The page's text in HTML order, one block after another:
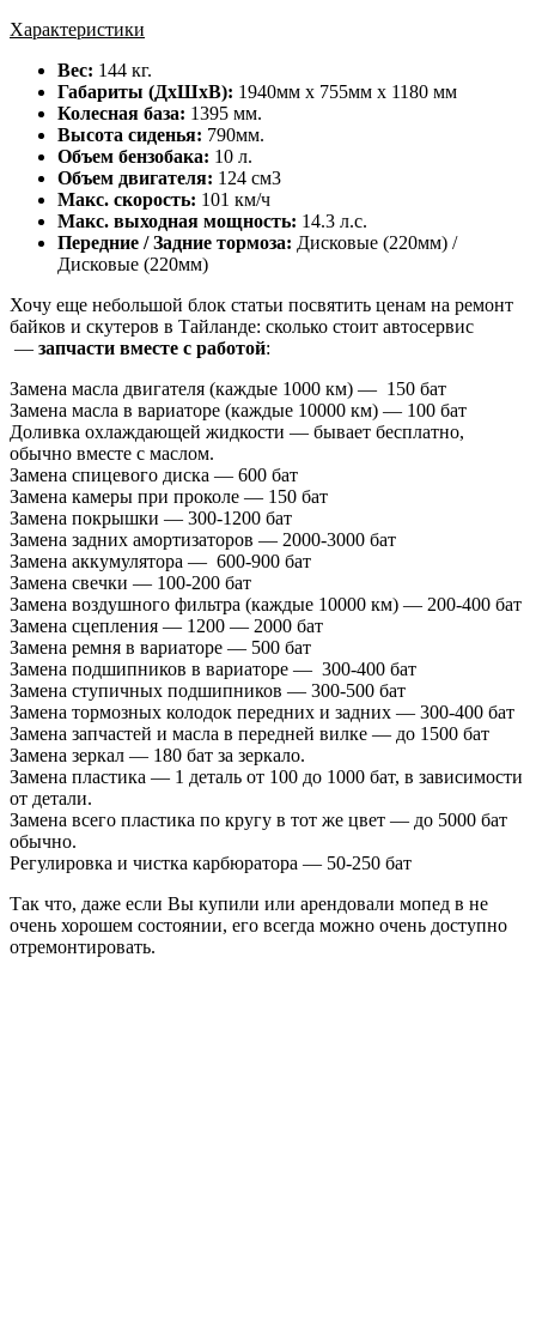
Характеристики
Вес: 144 кг.
Габариты (ДхШхВ): 1940мм х 755мм х 1180 мм
Колесная база: 1395 мм.
Высота сиденья: 790мм.
Объем бензобака: 10 л.
Объем двигателя: 124 см3
Макс. скорость: 101 км/ч
Макс. выходная мощность: 14.3 л.с.
Передние / Задние тормоза: Дисковые (220мм) /
Дисковые (220мм)
Хочу еще небольшой блок статьи посвятить ценам на ремонт
байков и скутеров в Тайланде: сколько стоит автосервис
— запчасти вместе с работой:
Замена масла двигателя (каждые 1000 км) — 150 бат
Замена масла в вариаторе (каждые 10000 км) — 100 бат
Доливка охлаждающей жидкости — бывает бесплатно,
обычно вместе с маслом.
Замена спицевого диска — 600 бат
Замена камеры при проколе — 150 бат
Замена покрышки — 300-1200 бат
Замена задних амортизаторов — 2000-3000 бат
Замена аккумулятора — 600-900 бат
Замена свечки — 100-200 бат
Замена воздушного фильтра (каждые 10000 км) — 200-400 бат
Замена сцепления — 1200 — 2000 бат
Замена ремня в вариаторе — 500 бат
Замена подшипников в вариаторе — 300-400 бат
Замена ступичных подшипников — 300-500 бат
Замена тормозных колодок передних и задних — 300-400 бат
Замена запчастей и масла в передней вилке — до 1500 бат
Замена зеркал — 180 бат за зеркало.
Замена пластика — 1 деталь от 100 до 1000 бат, в зависимости
от детали.
Замена всего пластика по кругу в тот же цвет — до 5000 бат
обычно.
Регулировка и чистка карбюратора — 50-250 бат
Так что, даже если Вы купили или арендовали мопед в не
очень хорошем состоянии, его всегда можно очень доступно
отремонтировать.